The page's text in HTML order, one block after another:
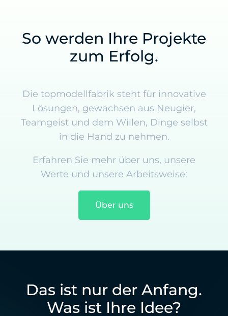
So werden Ihre Projekte
zum Erfolg.
Die topmodellfabrik steht für innovative
Lösungen, gewachsen aus Neugier,
Teamgeist und dem Willen, Dinge selbst
in die Hand zu nehmen.
Erfahren Sie mehr über uns, unsere
Werte und unsere Arbeitsweise:
Über uns
Das ist nur der Anfang.
Was ist Ihre Idee?